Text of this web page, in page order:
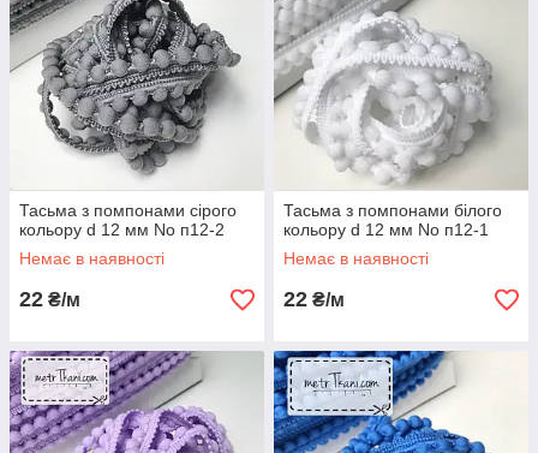
Тасьма з помпонами сірого
кольору d 12 мм No п12-2
Немає в наявності
22 ₴/м
Тасьма з помпонами білого
кольору d 12 мм No п12-1
Немає в наявності
22 ₴/м